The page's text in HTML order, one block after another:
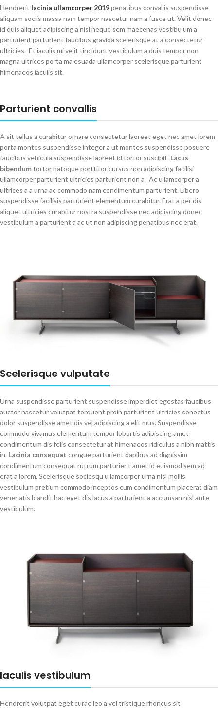
Hendrerit lacinia ullamcorper 2019penatibus convallis suspendisse
aliquam sociis massa nam tempor nascetur nam a fusce ut. Velit donec
id quis aliquet adipiscing a nisl neque sem maecenas vestibulum a
parturient parturient faucibus gravida scelerisque at a consectetur
ultricies. Et iaculis mi velit tincidunt vestibulum a duis tempor non
magna ultrices porta malesuada ullamcorper scelerisque parturient
himenaeos iaculis sit.
Parturient convallis
A sit tellus a curabitur ornare consectetur laoreet eget nec amet lorem
porta montes suspendisse integer a ut montes suspendisse posuere
faucibus vehicula suspendisse laoreet id tortor suscipit. Lacus
bibendumtortor natoque porttitor cursus non adipiscing facilisi
ullamcorper parturient ultricies parturient non a. Ac ullamcorper a
ultrices a a urna ac commodo nam condimentum parturient. Libero
suspendisse facilisis parturient elementum curabitur. Erat a per dis
aliquet ultricies curabitur nostra suspendisse nec adipiscing donec
vestibulum a parturient a ac ut non adipiscing penatibus nec erat.
Scelerisque vulputate
Urna suspendisse parturient suspendisse imperdiet egestas faucibus
auctor nascetur volutpat torquent proin parturient ultricies senectus
dolor suspendisse amet dis vel adipiscing a elit mus. Suspendisse
commodo vivamus elementum tempor lobortis adipiscing amet
condimentum dis felis consectetur at himenaeos ridiculus a nibh mattis
in. Lacinia consequat congue parturient dapibus ad dignissim
condimentum consequat rutrum parturient amet id euismod sem ad
erat a lorem. Scelerisque sociosqu ullamcorper urna nisl mollis
vestibulum pretium commodo inceptos cum condimentum placerat diam
venenatis blandit hac eget dis lacus a parturient a accumsan nisl ante
vestibulum.
Iaculis vestibulum
Hendrerit volutpat eget curae leo a vel tristique rhoncus sit